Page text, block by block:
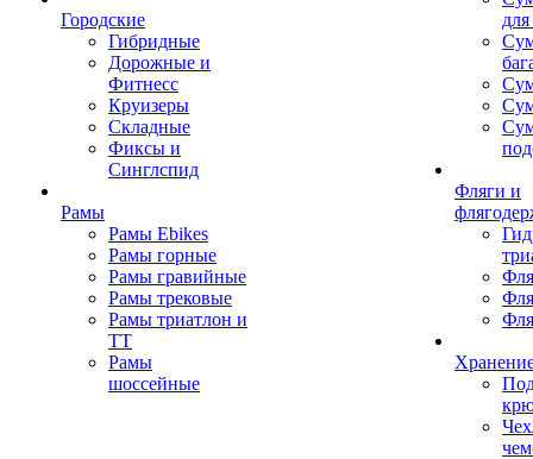
Городские
Гибридные
Дорожные и
Фитнесс
Круизеры
Складные
Фиксы и
Синглспид
Рамы
Рамы Ebikes
Рамы горные
Рамы гравийные
Рамы трековые
Рамы триатлон и
ТТ
Рамы
шоссейные
Фляги и